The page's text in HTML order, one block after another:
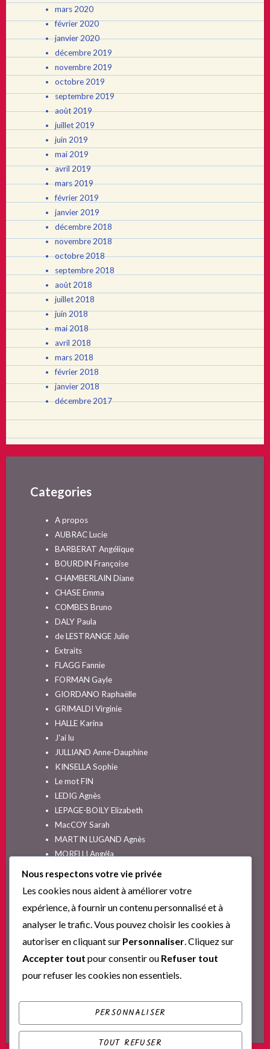
mars 2020
février 2020
janvier 2020
décembre 2019
novembre 2019
octobre 2019
septembre 2019
août 2019
juillet 2019
juin 2019
mai 2019
avril 2019
mars 2019
février 2019
janvier 2019
décembre 2018
novembre 2018
octobre 2018
septembre 2018
août 2018
juillet 2018
juin 2018
mai 2018
avril 2018
mars 2018
février 2018
janvier 2018
décembre 2017
Categories
A propos
AUBRAC Lucie
BARBERAT Angélique
BOURDIN Françoise
CHAMBERLAIN Diane
CHASE Emma
COMBES Bruno
DALY Paula
de LESTRANGE Julie
Extraits
FLAGG Fannie
FORMAN Gayle
GIORDANO Raphaëlle
GRIMALDI Virginie
HALLE Karina
J'ai lu
JULLIAND Anne-Dauphine
KINSELLA Sophie
Le mot FIN
LEDIG Agnès
LEPAGE-BOILY Elizabeth
MacCOY Sarah
MARTIN LUGAND Agnès
MORELLI Angéla
MOYES Jojo
Non classé
PINGUILLY Yves
RIVA Alex
SESKIS Tina
SOLNON Jean-François
SPARKS Nicholas
YVERT Sylvie
Nous respectons votre vie privée
Les cookies nous aident à améliorer votre
expérience, à fournir un contenu personnalisé et à
analyser le trafic. Vous pouvez choisir les cookies à
autoriser en cliquant sur Personnaliser . Cliquez sur
Accepter tout pour consentir ou Refuser tout
pour refuser les cookies non essentiels.
PERSONNALISER
TOUT REFUSER